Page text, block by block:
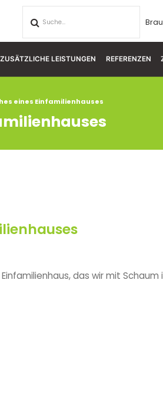
ZUSÄTZLICHE LEISTUNGEN REFERENZEN
eines Einfamilienhauses
Einfamilienhaus, das wir mit Schaum